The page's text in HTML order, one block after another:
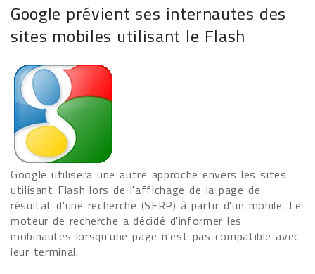
Google prévient ses internautes des
sites mobiles utilisant le Flash
Google utilisera une autre approche envers les sites
utilisant Flash lors de l'affichage de la page de
résultat d'une recherche (SERP) à partir d'un mobile. Le
moteur de recherche a décidé d'informer les
mobinautes lorsqu'une page n'est pas compatible avec
leur terminal.